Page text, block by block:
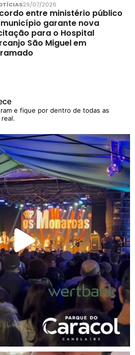
29/07/2026
entre ministério público
garante nova
para o Hospital
São Miguel em
e fique por dentro de todas as